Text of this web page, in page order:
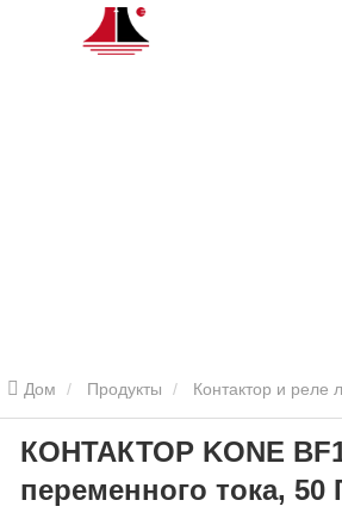
Дом Продукты Контактор и реле
реле эстафета КОНТАКТОР KONE BF100479, 220 В
переменного тока, 50 Гц
КОНТАКТОР KONE
переменного тока, 50